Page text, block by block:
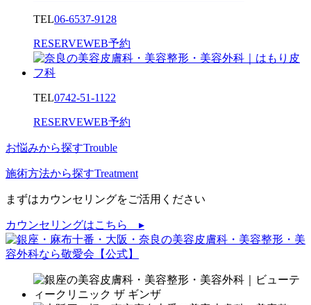
TEL06-6537-9128
RESERVEWEB予約
TEL0742-51-1122
RESERVEWEB予約
お悩みから探すTrouble
施術方法から探すTreatment
まずはカウンセリングをご活用ください
カウンセリングはこちら ▸